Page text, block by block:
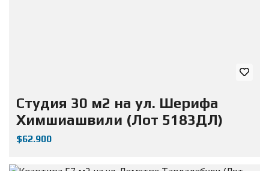
Студия 30 м2 на ул. Шерифа
Химшиашвили (Лот 5183ДЛ)
$62.900